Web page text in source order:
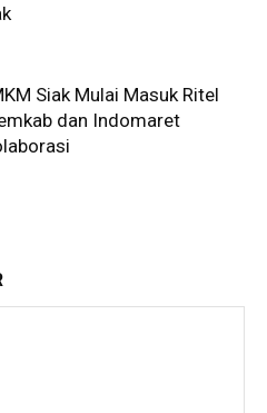
Siak Mulai Masuk Ritel
dan Indomaret